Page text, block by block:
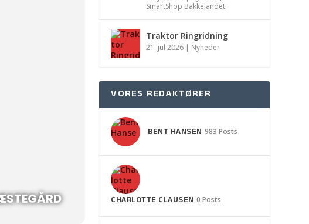
SmartShop Bakkelandet
Traktor Ringridning
21. jul 2026 | Nyheder
VORES REDAKTØRER
BENT HANSEN 983 Posts
CHARLOTTE CLAUSEN 0 Posts